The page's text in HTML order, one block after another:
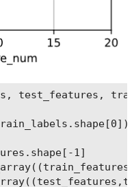
test_features,
1]